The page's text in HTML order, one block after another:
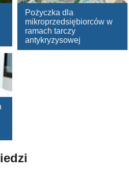
Pożyczka dla
mikroprzedsiębiorców w
ramach tarczy
antykryzysowej